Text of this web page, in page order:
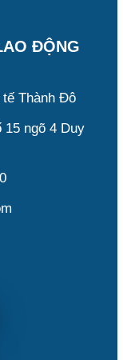
ĐỘNG
Thành Đô
15 ngõ 4 Duy